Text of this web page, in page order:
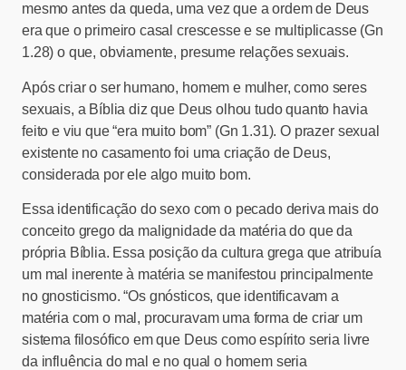
mesmo antes da queda, uma vez que a ordem de Deus
era que o primeiro casal crescesse e se multiplicasse (Gn
1.28) o que, obviamente, presume relações sexuais.
Após criar o ser humano, homem e mulher, como seres
sexuais, a Bíblia diz que Deus olhou tudo quanto havia
feito e viu que “era muito bom” (Gn 1.31). O prazer sexual
existente no casamento foi uma criação de Deus,
considerada por ele algo muito bom.
Essa identificação do sexo com o pecado deriva mais do
conceito grego da malignidade da matéria do que da
própria Bíblia. Essa posição da cultura grega que atribuía
um mal inerente à matéria se manifestou principalmente
no gnosticismo. “Os gnósticos, que identificavam a
matéria com o mal, procuravam uma forma de criar um
sistema filosófico em que Deus como espírito seria livre
da influência do mal e no qual o homem seria